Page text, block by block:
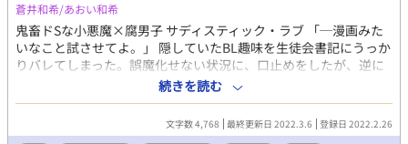
蒼井和希/あおい和希
鬼畜ドSな小悪魔×腐男子 サディスティック・ラブ 「─漫画みた
いなこと試させてよ。」 隠していたBL趣味を生徒会書記にうっか
りバレてしまった。誤魔化せない状況に、口止めをしたが、逆に
興味を持たれてしまう。黙秘する代わりに要求されたのは、BL漫
画と同じことをすること！？BLは趣味で俺はそっちの趣味は無か
ったのに、回数を重ねるごとに拒めなくなっていき…？ 前作『触
れた肌が熱かった』スピンオフ ※前作を読んでいなくても読めま
続きを読む
文字数 4,768 最終更新日 2022.3.6 登録日 2022.2.26